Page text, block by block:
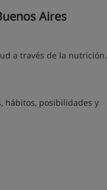
Aires
a través de la nutrición.
hábitos, posibilidades y